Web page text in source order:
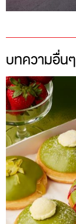
บทความอื่นๆ